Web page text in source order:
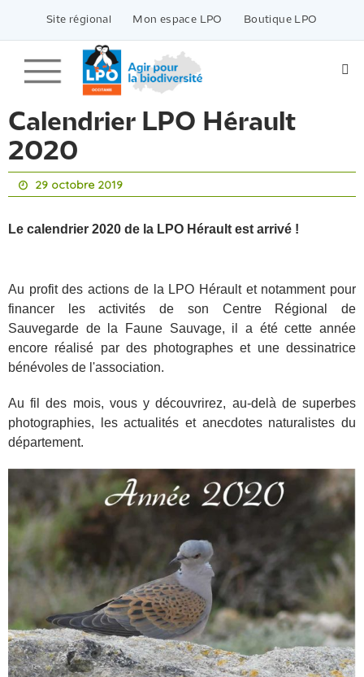
contenu
Site régional Mon espace LPO Boutique LPO
Calendrier LPO Hérault
2020
29 octobre 2019
Le calendrier 2020 de la LPO Hérault est arrivé !
Au profit des actions de la LPO Hérault et notamment pour
financer les activités de son Centre Régional de
Sauvegarde de la Faune Sauvage, il a été cette année
encore réalisé par des photographes et une dessinatrice
bénévoles de l'association.
Au fil des mois, vous y découvrirez, au-delà de superbes
photographies, les actualités et anecdotes naturalistes du
département.